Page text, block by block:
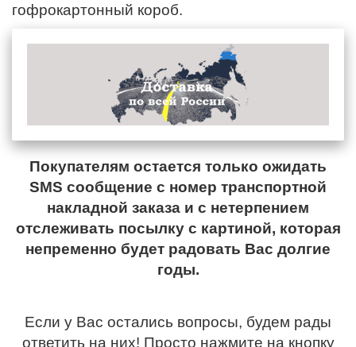
гофрокартонный короб.
Покупателям остается только ожидать
SMS сообщение с номер транспортной
накладной заказа и с нетерпением
отслеживать посылку с картиной, которая
непременно будет радовать Вас долгие
годы.
Если у Вас остались вопросы, будем рады
ответить на них! Просто нажмите на кнопку